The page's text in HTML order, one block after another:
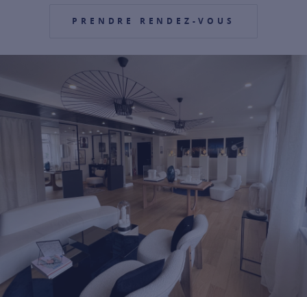
PRENDRE RENDEZ-VOUS
For more information about it,